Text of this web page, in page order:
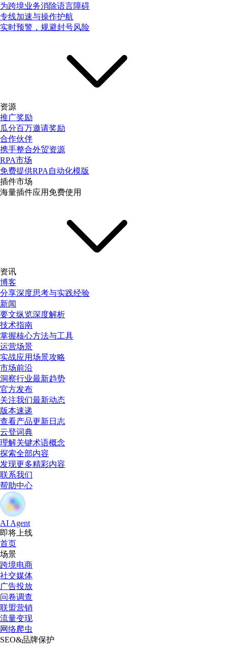
为跨境业务消除语言障碍
专线加速与操作护航
实时预警，规避封号风险
资源
推广奖励
瓜分百万邀请奖励
合作伙伴
携手整合外贸资源
RPA市场
免费提供RPA自动化模版
插件市场
海量插件应用免费使用
资讯
博客
分享深度思考与实践经验
新闻
要文纵览深度解析
技术指南
掌握核心方法与工具
运营场景
实战应用场景攻略
市场前沿
洞察行业最新趋势
官方发布
关注我们最新动态
版本速递
查看产品更新日志
云登词典
理解关键术语概念
探索全部内容
发现更多精彩内容
联系我们
帮助中心
AI Agent
即将上线
首页
场景
跨境电商
社交媒体
广告投放
问卷调查
联盟营销
流量变现
网络爬虫
SEO&品牌保护